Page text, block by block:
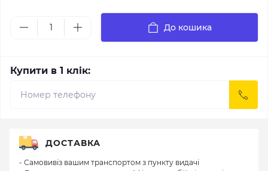
До кошика
Купити в 1 клік:
ДОСТАВКА
- Самовивіз вашим транспортом з пункту видачі